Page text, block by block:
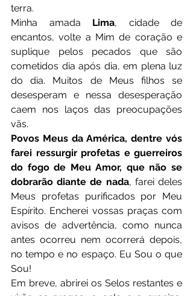
terra.
Minha amada Lima, cidade de
encantos, volte a Mim de coração e
suplique pelos pecados que são
cometidos dia após dia, em plena luz
do dia. Muitos de Meus filhos se
desesperam e nessa desesperação
caem nos laços das preocupações
vãs.
Povos Meus da América, dentre vós
farei ressurgir profetas e guerreiros
do fogo de Meu Amor, que não se
dobrarão diante de nada, farei deles
Meus profetas purificados por Meu
Espírito. Encherei vossas praças com
avisos de advertência, como nunca
antes ocorreu nem ocorrerá depois,
no tempo e no espaço. Eu Sou o que
Sou!
Em breve, abrirei os Selos restantes e